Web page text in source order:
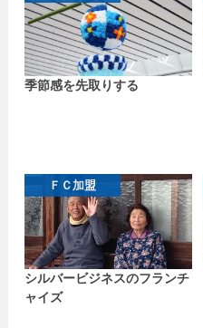
季節感を先取りする
ＦＣ加盟
シルバービジネスのフランチ
ャイズ